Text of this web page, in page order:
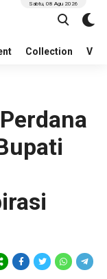
Collection
Sabtu, 08 Agu 2026